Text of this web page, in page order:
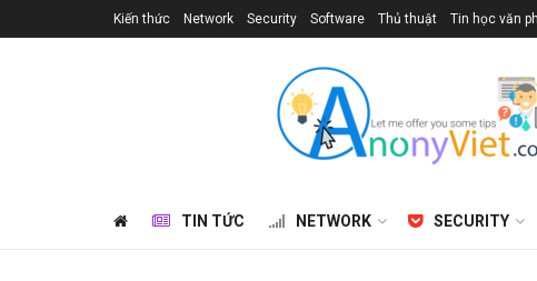
Kiến thức Network Security Software Thủ thuật Tin học văn
TIN TỨC NETWORK SECURITY